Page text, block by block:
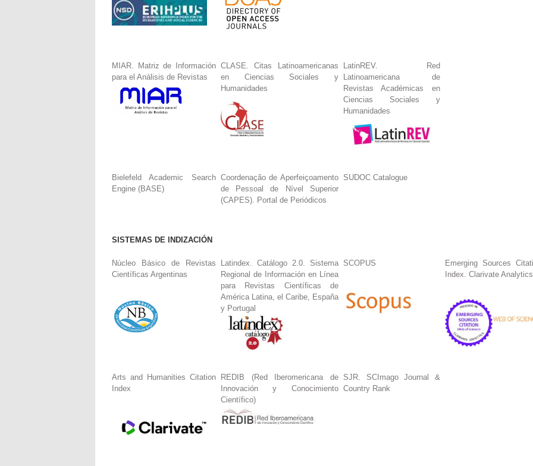
MIAR. Matriz de Información
para el Análisis de Revistas
CLASE. Citas Latinoamericanas
en Ciencias Sociales y
Humanidades
LatinREV. Red
Latinoamericana de
Revistas Académicas en
Ciencias Sociales y
Humanidades
Bielefeld Academic Search
Engine (BASE)
Coordenação de Aperfeiçoamento
de Pessoal de Nível Superior
(CAPES). Portal de Periódicos
SUDOC Catalogue
SISTEMAS DE INDIZACIÓN
Núcleo Básico de Revistas
Científicas Argentinas
Latindex. Catálogo 2.0. Sistema
Regional de Información en Línea
para Revistas Científicas de
América Latina, el Caribe, España
y Portugal
SCOPUS
Emerging Sources
Index. Clarivate Analytics
Arts and Humanities Citation
Index
REDIB (Red Iberomericana de
Innovación y Conocimiento
Científico)
SJR. SCImago Journal &
Country Rank